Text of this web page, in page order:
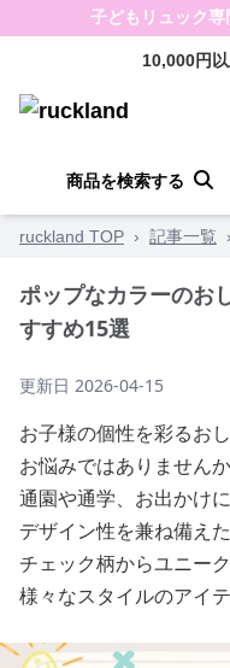
子どもリュック
10,000円
商品を検索する
ruckland TOP › 記事一覧 ›
ポップなカラーのお
すすめ15選
更新日 2026-04-15
お子様の個性を彩るお
お悩みではありませんか
通園や通学、お出かけ
デザイン性を兼ね備え
チェック柄からユニー
様々なスタイルのアイ